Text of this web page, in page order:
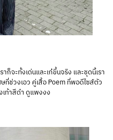
ก็จะทั้งเด่นและเก๋ขึ้นจริง และชุดนี้เรา
ช่วงเอว คู่เสื้อ Poem ที่พอดีไซส์ตัว
เท้าสีดำ ดูแพงงง